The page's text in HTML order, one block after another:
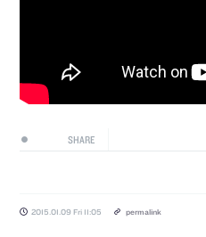
SHARE
2015.01.09 Fri 11:05 permalink